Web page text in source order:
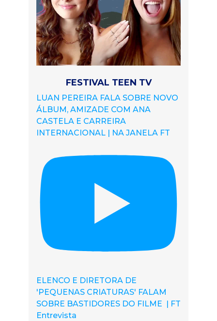
FESTIVAL TEEN TV
LUAN PEREIRA FALA SOBRE NOVO
ÁLBUM, AMIZADE COM ANA
CASTELA E CARREIRA
INTERNACIONAL | NA JANELA FT
ELENCO E DIRETORA DE
'PEQUENAS CRIATURAS' FALAM
SOBRE BASTIDORES DO FILME | FT
Entrevista